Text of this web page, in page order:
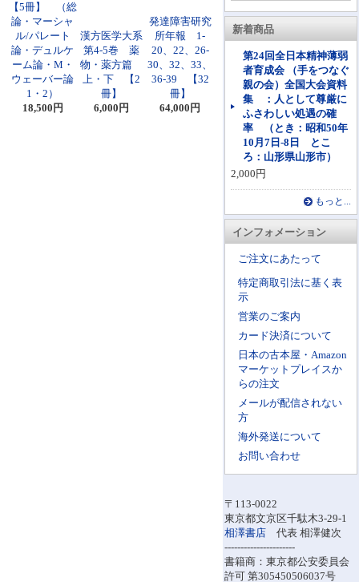
新着商品
第24回全日本精神薄弱
者育成会 （手をつなぐ
親の会）全国大会資料
集 ：人として尊厳に
ふさわしい処遇の確
率 （とき：昭和50年
10月7日-8日 とこ
ろ：山形県山形市）
2,000円
もっと...
インフォメーション
ご注文にあたって
特定商取引法に基く表
示
営業のご案内
カード決済について
日本の古本屋・Amazon
マーケットプレイスか
らの注文
メールが配信されない
方
海外発送について
お問い合わせ
〒113-0022
東京都文京区千駄木3-29-1
相澤書店 代表 相澤健次
----------------------
書籍商：東京都公安委員会
許可 第305450506037号
【5冊】 （総
論・マーシャ
ル/パレート
論・デュルケ
ーム論・M・
ウェーバー論
1・2）
18,500円
漢方医学大系
第4-5巻 薬
物・薬方篇
上・下 【2
冊】
6,000円
発達障害研究
所年報 1-
20、22、26-
30、32、33、
36-39 【32
冊】
64,000円